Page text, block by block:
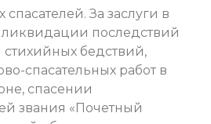
За заслуги в
последствий
стихийных бедствий,
спасательных работ в
спасении
звания «Почетный